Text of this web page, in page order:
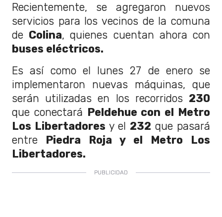
Recientemente, se agregaron nuevos
servicios para los vecinos de la comuna
de Colina, quienes cuentan ahora con
buses eléctricos.
Es así como el lunes 27 de enero se
implementaron nuevas máquinas, que
serán utilizadas en los recorridos 230
que conectará Peldehue con el Metro
Los Libertadores y el 232 que pasará
entre Piedra Roja y el Metro Los
Libertadores.